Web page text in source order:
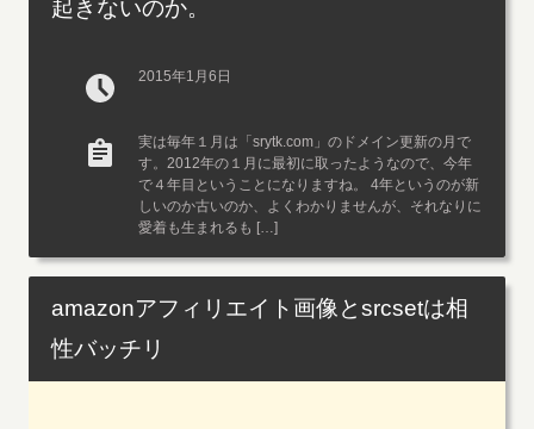
起きないのか。
2015年1月6日
実は毎年１月は「srytk.com」のドメイン更新の月で
す。2012年の１月に最初に取ったようなので、今年
で４年目ということになりますね。 4年というのが新
しいのか古いのか、よくわかりませんが、それなりに
愛着も生まれるも […]
amazonアフィリエイト画像とsrcsetは相
性バッチリ